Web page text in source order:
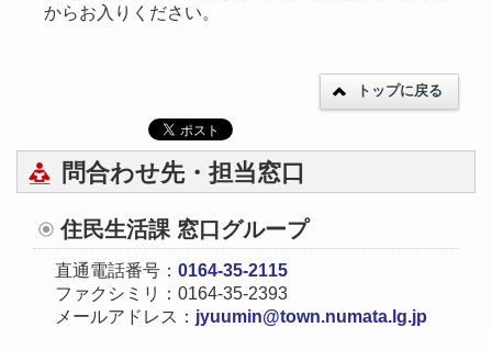
からお入りください。
トップに戻る
問合わせ先・担当窓口
住民生活課 窓口グループ
直通電話番号： 0164-35-2115
ファクシミリ：0164-35-2393
メールアドレス： jyuumin@town.numata.lg.jp